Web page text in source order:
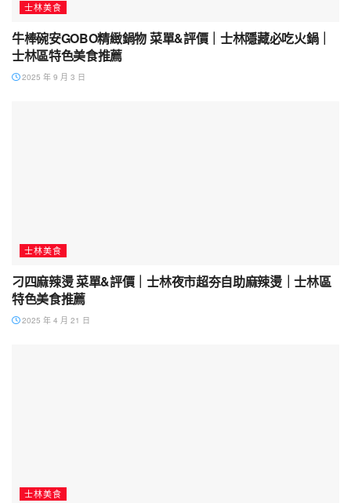
士林美食
牛棒碗安GOBO精緻鍋物 菜單&評價｜士林隱藏必吃火鍋｜
士林區特色美食推薦
2025 年 9 月 3 日
士林美食
刁四麻辣燙 菜單&評價｜士林夜市超夯自助麻辣燙｜士林區
特色美食推薦
2025 年 4 月 21 日
士林美食